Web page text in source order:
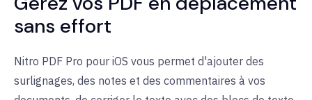
sans effort
Nitro PDF Pro pour iOS vous permet d'ajouter des
surlignages, des notes et des commentaires à vos